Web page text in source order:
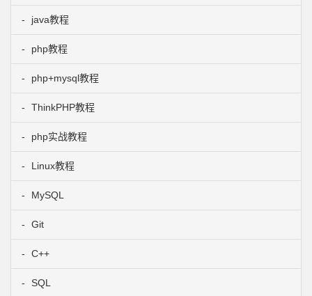
java教程
php教程
php+mysql教程
ThinkPHP教程
php实战教程
Linux教程
MySQL
Git
C++
SQL